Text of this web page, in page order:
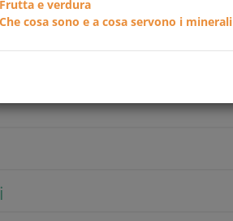
Frutta e verdura
Che cosa sono e a cosa servono i minerali